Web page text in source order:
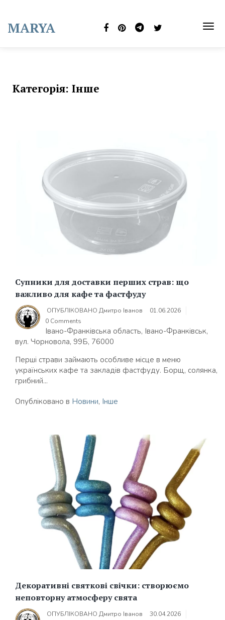
content
MARYA
Категорія: Інше
Супники для доставки перших страв: що
важливо для кафе та фастфуду
ОПУБЛІКОВАНО Дмитро Іванов
01.06.2026
0 Comments
Івано-Франківська область, Івано-Франківськ,
вул. Чорновола, 99Б, 76000
Перші страви займають особливе місце в меню
українських кафе та закладів фастфуду. Борщ, солянка,
грибний...
Опубліковано в Новини, Інше
Декоративні святкові свічки: створюємо
неповторну атмосферу свята
ОПУБЛІКОВАНО Дмитро Іванов
30.04.2026